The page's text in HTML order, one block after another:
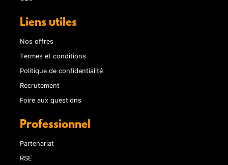
Liens utiles
Nos offres
Termes et conditions
Politique de confidentialité
Recrutement
Foire aux questions
Professionnel
Partenariat
RSE